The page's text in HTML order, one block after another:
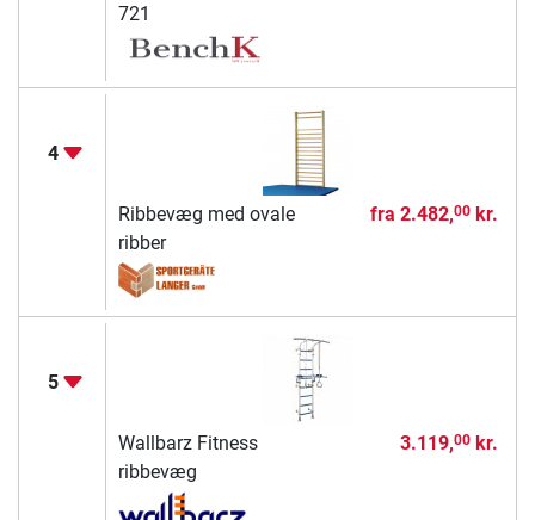
721
4
Ribbevæg med ovale
ribber
fra 2.482,00kr.
5
Wallbarz Fitness
ribbevæg
3.119,00kr.